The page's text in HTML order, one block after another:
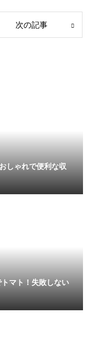
次の記事
しゃれで便利な収
マト！失敗しない